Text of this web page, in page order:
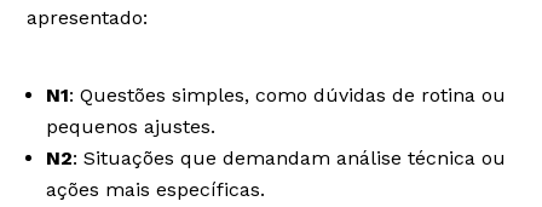
apresentado:
N1: Questões simples, como dúvidas de rotina ou
pequenos ajustes.
N2: Situações que demandam análise técnica ou
ações mais específicas.